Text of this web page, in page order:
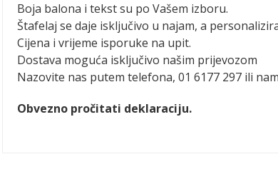
Boja balona i tekst su po Vašem izboru.
Štafelaj se daje isključivo u najam, a
Cijena i vrijeme isporuke na upit.
Dostava moguća isključivo našim prijevozom
Nazovite nas putem telefona, 01 6177 297 ili
Obvezno pročitati deklaraciju.